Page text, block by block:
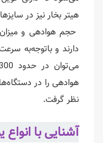
هیتر بخار نیز در
حجم هوادهی و
نظر گرفت.
آشنایی با